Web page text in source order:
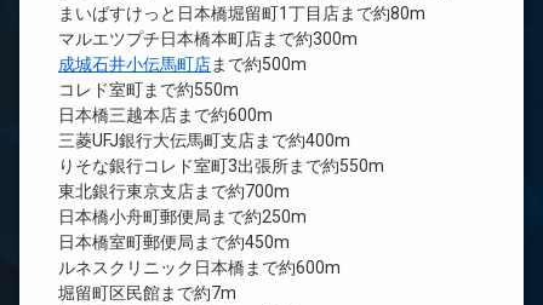
まいばすけっと日本橋堀留町1丁目店まで約80m
マルエツプチ日本橋本町店まで約300m
成城石井小伝馬町店まで約500m
コレド室町まで約550m
日本橋三越本店まで約600m
三菱UFJ銀行大伝馬町支店まで約400m
りそな銀行コレド室町3出張所まで約550m
東北銀行東京支店まで約700m
日本橋小舟町郵便局まで約250m
日本橋室町郵便局まで約450m
ルネスクリニック日本橋まで約600m
堀留町区民館まで約7m